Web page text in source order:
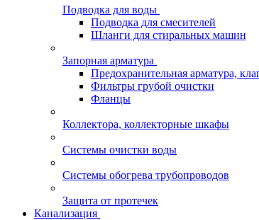
Подводка для воды
Подводка для смесителей
Шланги для стиральных машин
Запорная арматура
Предохранительная арматура,
Фильтры грубой очистки
Фланцы
Коллектора, коллекторные шкафы
Системы очистки воды
Системы обогрева трубопроводов
Защита от протечек
Канализация